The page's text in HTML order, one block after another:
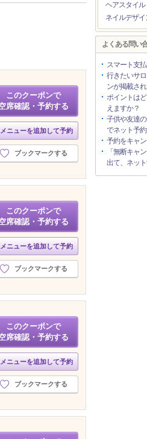
このクーポンで
席確認・予約する
メニューを追加して予約
ブックマークする
このクーポンで
席確認・予約する
メニューを追加して予約
ブックマークする
このクーポンで
席確認・予約する
メニューを追加して予約
ブックマークする
ヘアスタイル
ネイルデザイ
よくある問い
スマート支
行きたいサ
ンが掲載さ
ポイントは
えますか？
子供や友達
でネット予
予約をキャ
「無断キャ
出て、ネッ